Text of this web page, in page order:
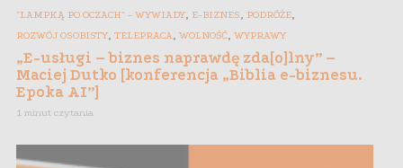
"LAMPKĄ PO OCZACH" - WYWIADY, E-BIZNES PODRÓŻE
ROZWÓJ OSOBISTY, TELEPRACA WOLNOŚĆ WYPRAWY
„E-usługi – biznes naprawdę zda[o]lny” –
Maciej Dutko [konferencja „Biblia e-biznesu.
Epoka AI”]
1 minut czytania